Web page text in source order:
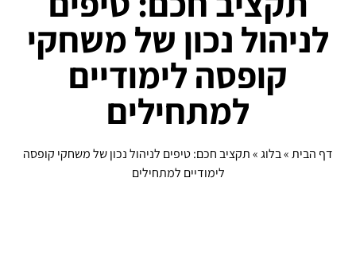
לניהול נכון של משחקי
קופסה לימודיים
למתחילים
דף הבית»בלוג»תקציב חכם: טיפים לניהול נכון של משחקי קופסה
לימודיים למתחילים